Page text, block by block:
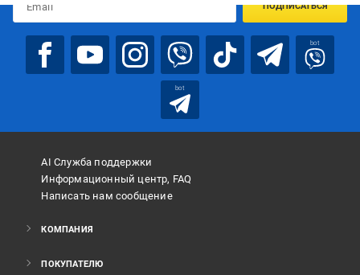
ПОДПИСАТЬСЯ
bot
bot
AI Служба поддержки
Информационный центр, FAQ
Написать нам сообщение
КОМПАНИЯ
ПОКУПАТЕЛЮ